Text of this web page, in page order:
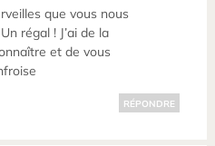
que vous nous
régal ! J’ai de la
et de vous
RÉPONDRE